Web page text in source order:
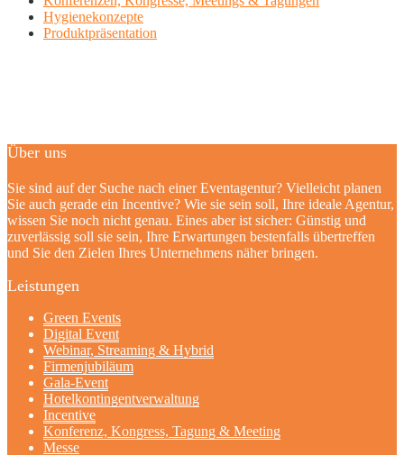
Hygienekonzepte
Produktpräsentation
Über uns
Sie sind auf der Suche nach einer Eventagentur? Vielleicht planen
Sie auch gerade ein Incentive? Wie sie sein soll, Ihre ideale Agentur,
wissen Sie noch nicht genau. Eines aber ist sicher: Günstig und
zuverlässig soll sie sein, Ihre Erwartungen bestenfalls übertreffen
und Sie den Zielen Ihres Unternehmens näher bringen.
Leistungen
Green Events
Digital Event
Webinar, Streaming & Hybrid
Firmenjubiläum
Gala-Event
Hotelkontingentverwaltung
Incentive
Konferenz, Kongress, Tagung & Meeting
Messe